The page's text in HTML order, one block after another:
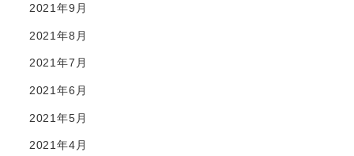
2021年9月
2021年8月
2021年7月
2021年6月
2021年5月
2021年4月